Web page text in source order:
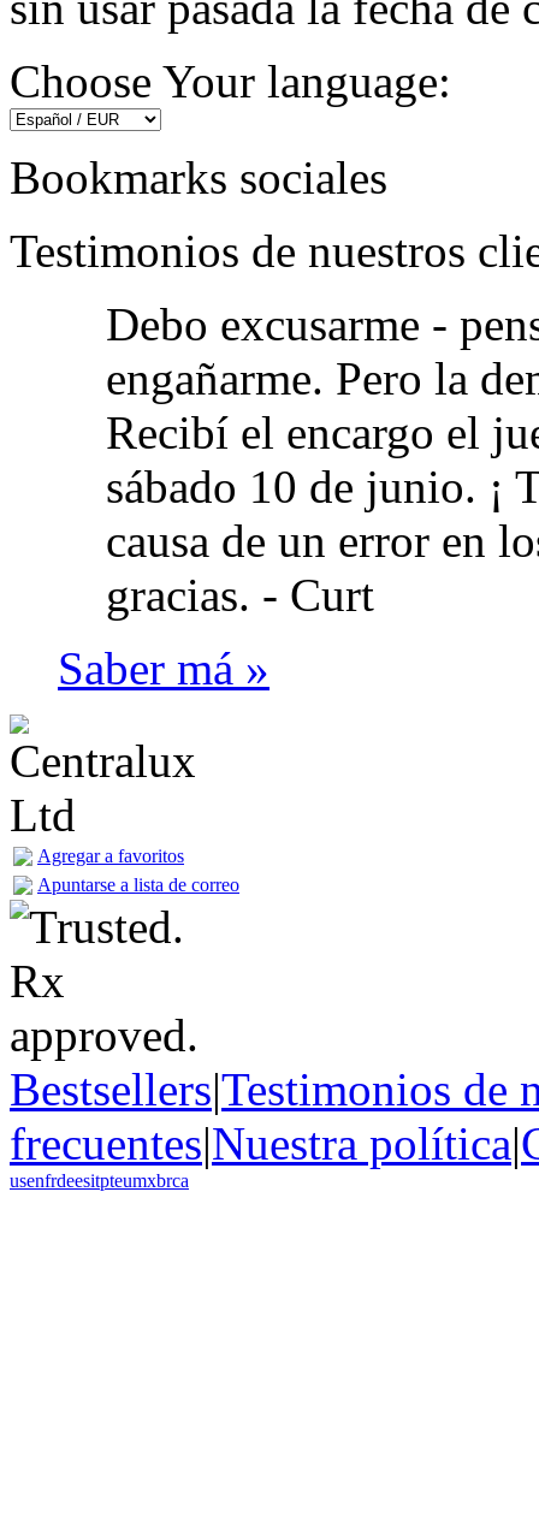
Choose Your language:
Bookmarks sociales
Testimonios de nuestros
Debo excusarme -
engañarme. Pero la
Recibí el encargo el
sábado 10 de junio. ¡
causa de un error en
gracias. - Curt
Saber má »
Agregar a favoritos
Apuntarse a lista de correo
Bestsellers|Testimonios de
frecuentes|Nuestra política|
usenfrdeesitpteumxbrca